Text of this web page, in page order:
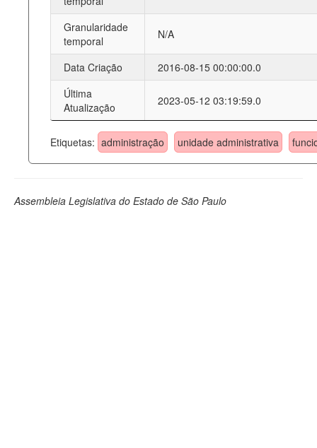
Granularidade
temporal
N/A
Data Criação
2016-08-15 00:00:00.0
Última
Atualização
2023-05-12 03:19:59.0
Etiquetas: administração unidade administrativa
Assembleia Legislativa do Estado de São Paulo